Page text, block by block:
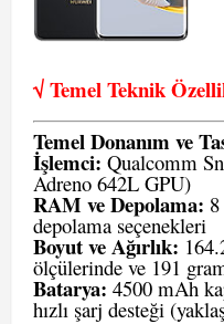
√ Temel Teknik Öze
Temel Donanım ve
İşlemci: Qualcomm
Adreno 642L GPU)
RAM ve Depolama:
depolama seçenekleri
Boyut ve Ağırlık:
ölçülerinde ve 191
Batarya: 4500 mAh
hızlı şarj desteği